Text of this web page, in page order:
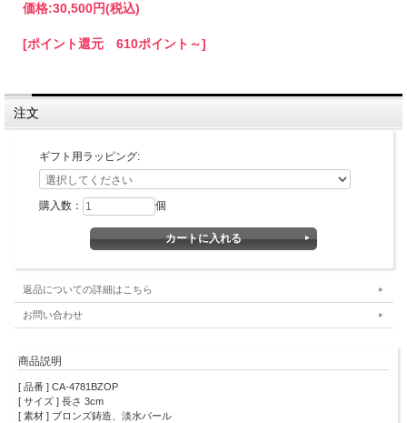
価格:30,500円(税込)
[ポイント還元 610ポイント～]
注文
ギフト用ラッピング:
購入数： 個
返品についての詳細はこちら
お問い合わせ
商品説明
[ 品番 ] CA-4781BZOP
[ サイズ ] 長さ 3cm
[ 素材 ] ブロンズ鋳造、淡水パール